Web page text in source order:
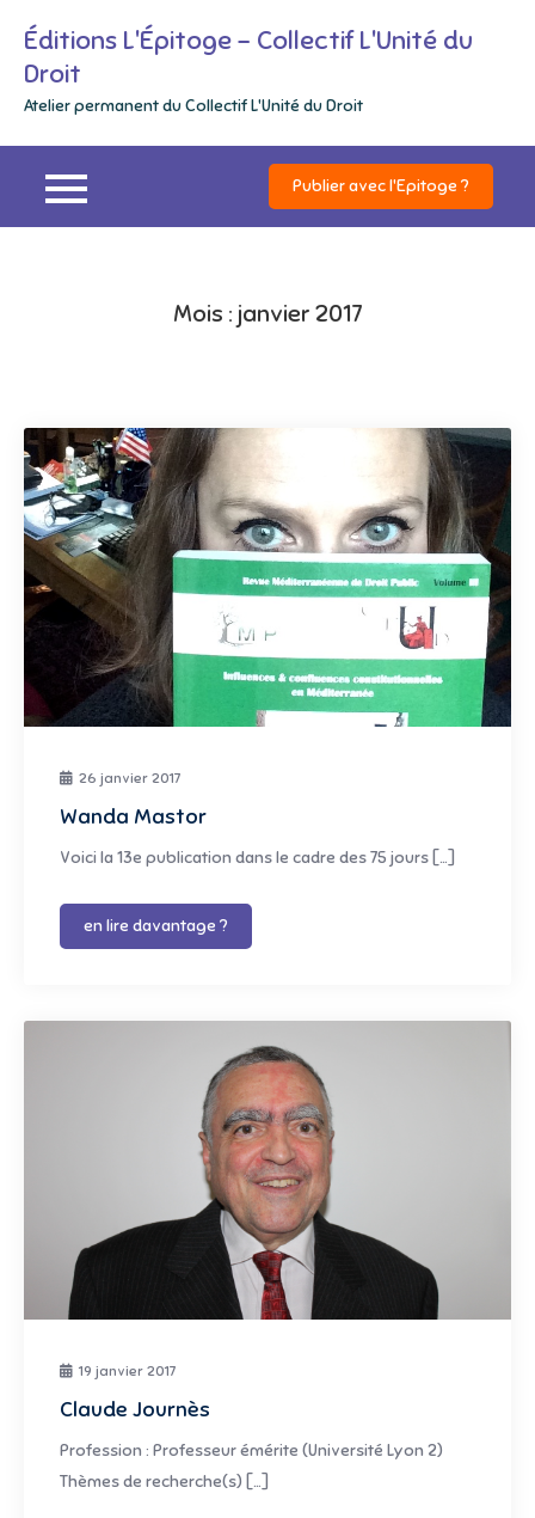
content
Éditions L'Épitoge – Collectif L'Unité du
Droit
Atelier permanent du Collectif L'Unité du Droit
Publier avec l'Epitoge ?
Mois : janvier 2017
26 janvier 2017
Wanda Mastor
Voici la 13e publication dans le cadre des 75 jours […]
en lire davantage ?
19 janvier 2017
Claude Journès
Profession : Professeur émérite (Université Lyon 2)
Thèmes de recherche(s) […]